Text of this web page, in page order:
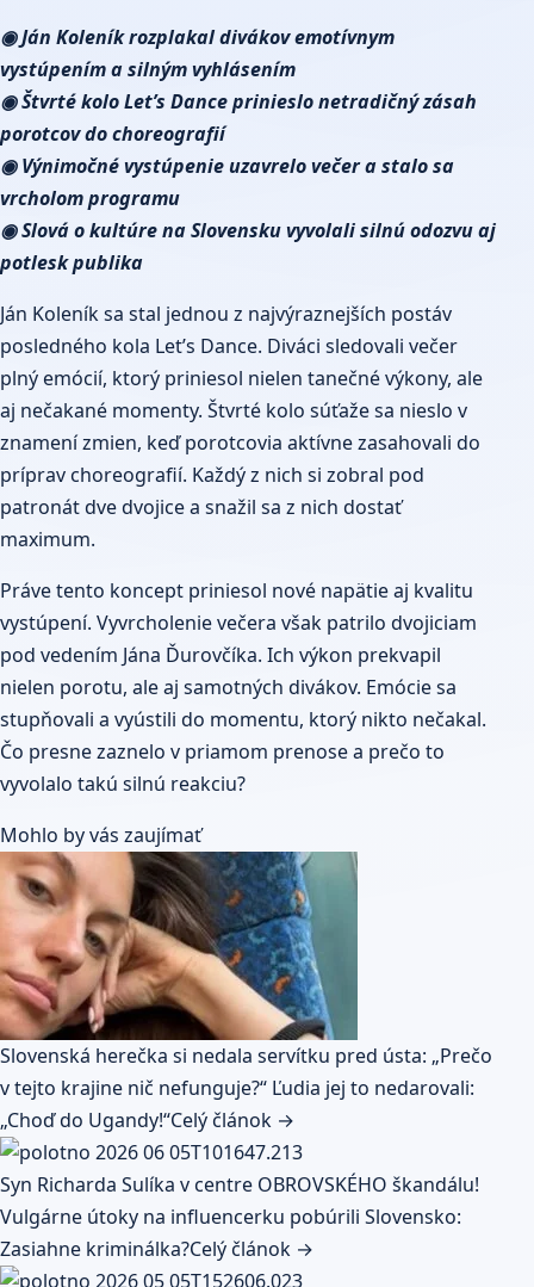
◉ Ján Koleník rozplakal divákov emotívnym
vystúpením a silným vyhlásením
◉ Štvrté kolo Let’s Dance prinieslo netradičný zásah
porotcov do choreografií
◉ Výnimočné vystúpenie uzavrelo večer a stalo sa
vrcholom programu
◉ Slová o kultúre na Slovensku vyvolali silnú odozvu aj
potlesk publika
Ján Koleník sa stal jednou z najvýraznejších postáv
posledného kola Let’s Dance. Diváci sledovali večer
plný emócií, ktorý priniesol nielen tanečné výkony, ale
aj nečakané momenty. Štvrté kolo súťaže sa nieslo v
znamení zmien, keď porotcovia aktívne zasahovali do
príprav choreografií. Každý z nich si zobral pod
patronát dve dvojice a snažil sa z nich dostať
maximum.
Práve tento koncept priniesol nové napätie aj kvalitu
vystúpení. Vyvrcholenie večera však patrilo dvojiciam
pod vedením Jána Ďurovčíka. Ich výkon prekvapil
nielen porotu, ale aj samotných divákov. Emócie sa
stupňovali a vyústili do momentu, ktorý nikto nečakal.
Čo presne zaznelo v priamom prenose a prečo to
vyvolalo takú silnú reakciu?
Mohlo by vás zaujímať
Slovenská herečka si nedala servítku pred ústa: „Prečo
v tejto krajine nič nefunguje?“ Ľudia jej to nedarovali:
„Choď do Ugandy!“Celý článok →
Syn Richarda Sulíka v centre OBROVSKÉHO škandálu!
Vulgárne útoky na influencerku pobúrili Slovensko:
Zasiahne kriminálka?Celý článok →